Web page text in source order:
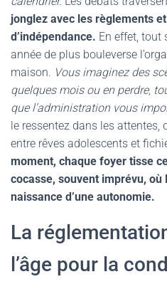
jonglez avec les règlements
d’indépendance. En effet, tout
année de plus bouleverse
maison. Vous imaginez des
quelques mois ou en perdre,
que l’administration vous
le ressentez dans les
entre rêves adolescents et
moment, chaque foyer tisse
cocasse, souvent imprévu,
naissance d’une autonomie.
La
l’âge pour la